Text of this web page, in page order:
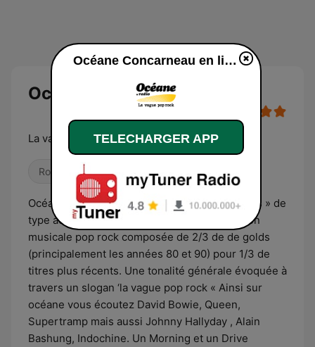
Océane Concarneau
La vague pop rock
Rock Pop / Top 40
Océane est une radio format « Music and News » de
type adulte contemporain. Une programmation
musicale pop rock composée de 2/3 de de golds
(principalement les années 80 et 90) pour 1/3 de
titres plus récents. Une tonalité générale évoquée à
travers un slogan ‘la vague pop rock « Ainsi sur
océane vous écoutez David Bowie, Queen,
Supertramp mais aussi Johnny Hallyday , Alain
Bashung, Indochine. Un Morning et un Drive
Océane Concarneau en ligne
TELECHARGER APP